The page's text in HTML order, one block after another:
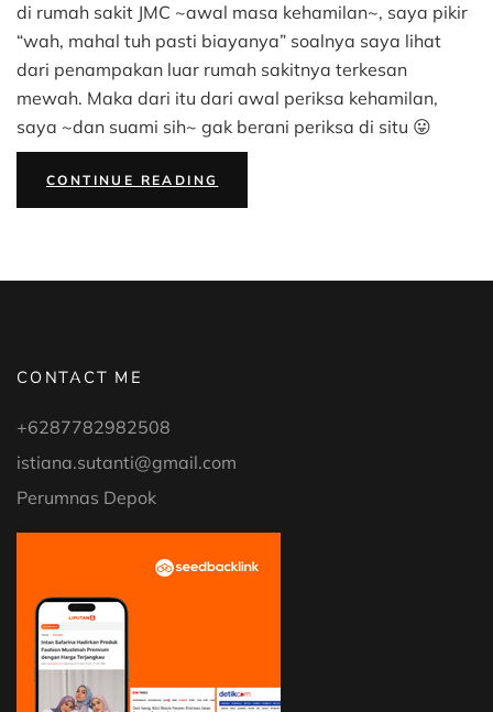
di rumah sakit JMC ~awal masa kehamilan~, saya pikir
“wah, mahal tuh pasti biayanya” soalnya saya lihat
dari penampakan luar rumah sakitnya terkesan
mewah. Maka dari itu dari awal periksa kehamilan,
saya ~dan suami sih~ gak berani periksa di situ 😛
CONTINUE READINGMELAHIRKAN”
CONTACT ME
+6287782982508
istiana.sutanti@gmail.com
Perumnas Depok